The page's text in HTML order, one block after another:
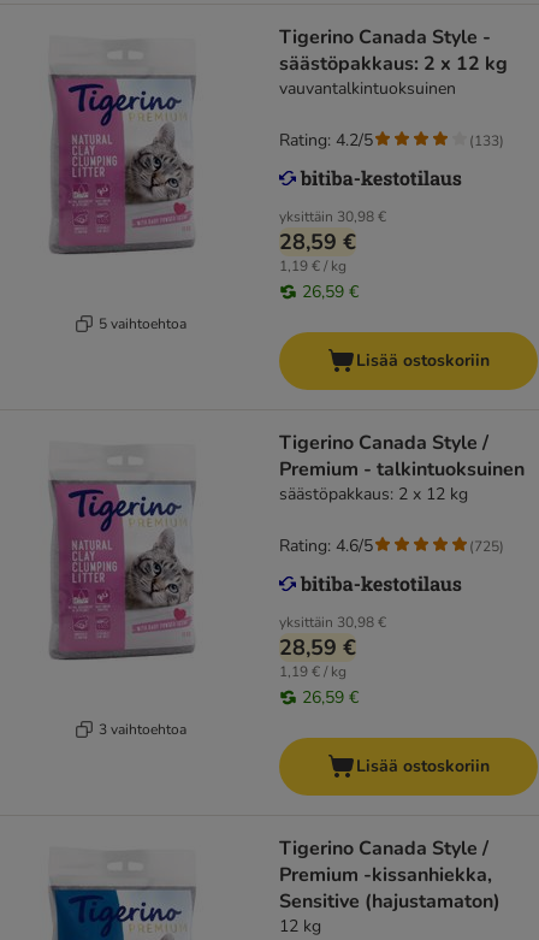
5 vaihtoehtoa
Tigerino Canada Style -
säästöpakkaus: 2 x 12 kg
vauvantalkintuoksuinen
yksittäin 30,98 €
28,59 €
1,19 € / kg
26,59 €
Rating: 4.2/5 (133)
Lisää ostoskoriin
3 vaihtoehtoa
Tigerino Canada Style /
Premium - talkintuoksuinen
säästöpakkaus: 2 x 12 kg
yksittäin 30,98 €
28,59 €
1,19 € / kg
26,59 €
Rating: 4.6/5 (725)
Lisää ostoskoriin
Tigerino Canada Style /
Premium -kissanhiekka,
Sensitive (hajustamaton)
12 kg